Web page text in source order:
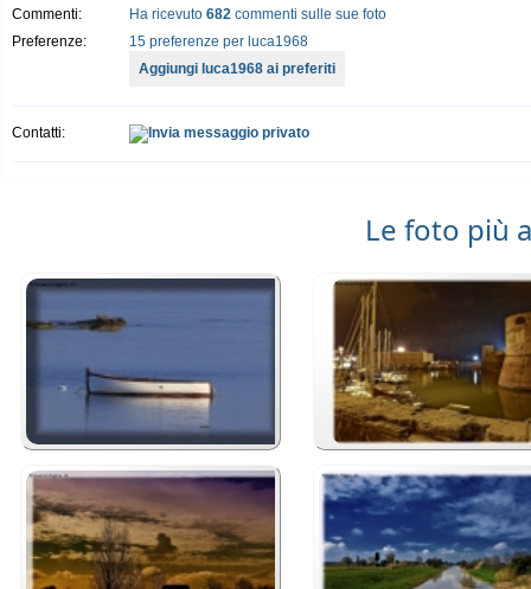
Commenti: Ha ricevuto 682 commenti sulle sue foto
Preferenze:
15 preferenze per luca1968
Aggiungi luca1968 ai preferiti
Contatti:
Le foto più